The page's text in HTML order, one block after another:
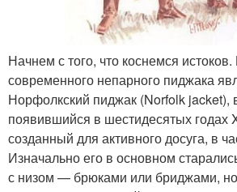
Начнем с того, что коснемся
современного непарного пиджака
Норфолкский пиджак (Norfolk jacket),
появившийся в шестидесятых годах
созданный для активного досуга, в
Изначально его в основном
с низом — брюками или бриджами,